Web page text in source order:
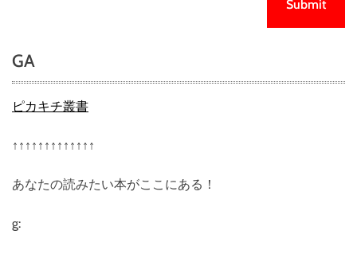
GA
ピカキチ叢書
↑↑↑↑↑↑↑↑↑↑↑↑↑
あなたの読みたい本がここにある！
g: